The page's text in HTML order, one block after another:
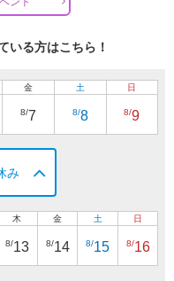
いる方はこちら！
金
8/7
土
8/8
日
8/9
み
木
8/13
金
8/14
土
8/15
日
8/16